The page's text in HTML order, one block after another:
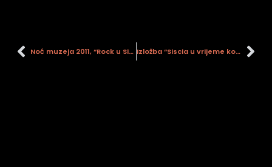
Noć muzeja 2011, “Rock u Sisku” Izložba “Siscia u vrijeme kovnice novca”